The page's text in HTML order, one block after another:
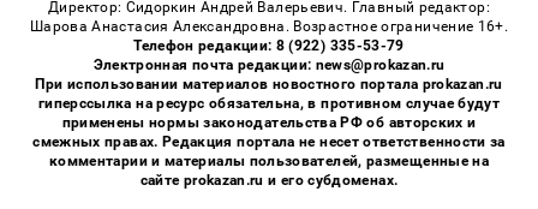
Директор: Сидоркин Андрей Валерьевич. Главный редактор:
Шарова Анастасия Александровна. Возрастное ограничение 16+.
Телефон редакции: 8 (922) 335-53-79
Электронная почта редакции: news@prokazan.ru
При использовании материалов новостного портала prokazan.ru
гиперссылка на ресурс обязательна, в противном случае будут
применены нормы законодательства РФ об авторских и
смежных правах. Редакция портала не несет ответственности за
комментарии и материалы пользователей, размещенные на
сайте prokazan.ru и его субдоменах.